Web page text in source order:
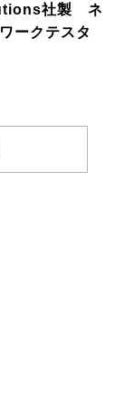
社製 ネ
ークテスタ